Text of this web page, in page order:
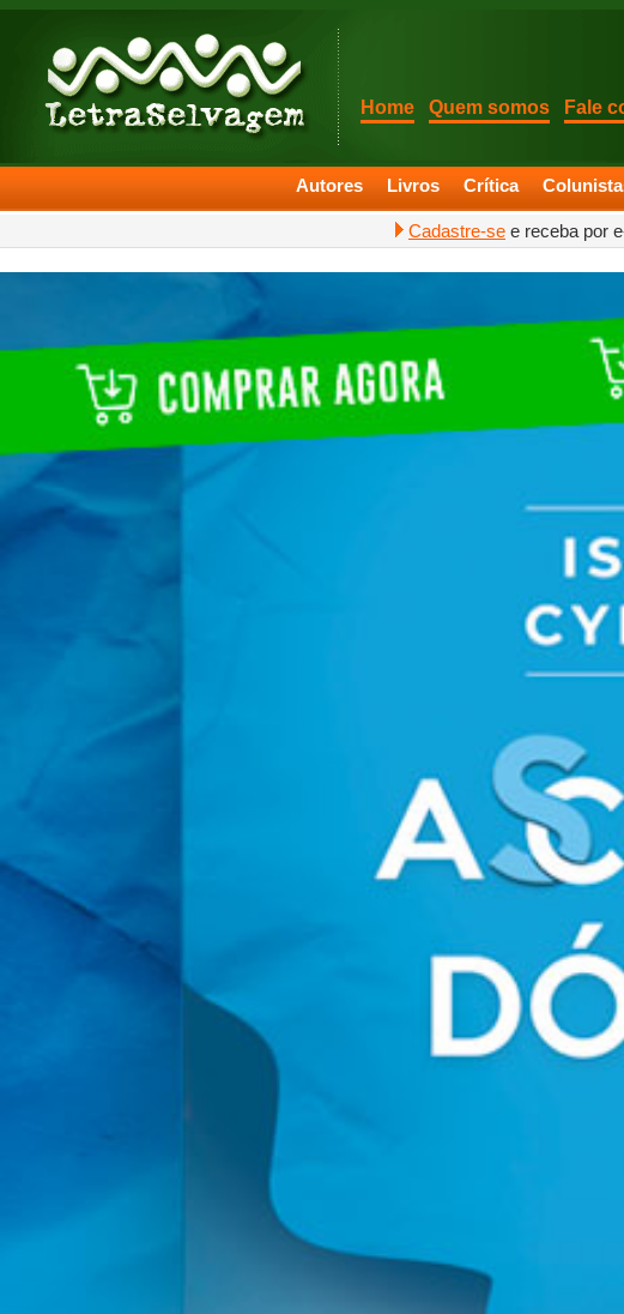
Home Quem somos Fale
Autores Livros Crítica
Cadastre-se e receba por